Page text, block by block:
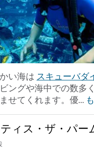
い海はスキューバダ
ングや海中での数多
せてくれます。優...
ィス・ザ・パー